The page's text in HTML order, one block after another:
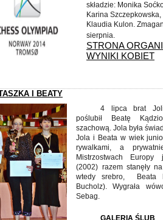
składzie: Monika
Karina
Klaudia Kulon.
sierpnia.
STRONA
WYNIKI KOBIET
I BEATY
4 lipca brat Joli
poślubił Beatę
szachową. Jola była
Jola i Beata w wiek
rywalkami, a
Mistrzostwach
(2002) razem stanęły
wtedy srebro, Beata
Bucholz). Wygrała
Sebag.
GALERIA ŚLUB